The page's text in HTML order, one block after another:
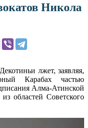
Никола
лжет, заявляя,
Карабах частью
Алма-Атинской
областей Советского